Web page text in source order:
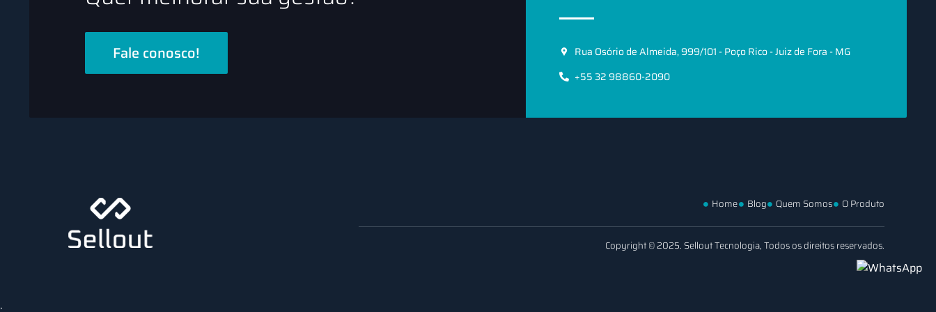
Fale conosco!
Rua Osório de Almeida, 999/101 - Poço Rico - Juiz de Fora - MG
+55 32 98860-2090
Home Blog Quem Somos O Produto
Copyright © 2025. Sellout Tecnologia, Todos os direitos reservados.